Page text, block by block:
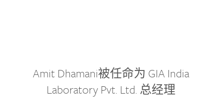
Amit Dhamani被任命为 GIA India
Laboratory Pvt. Ltd. 总经理